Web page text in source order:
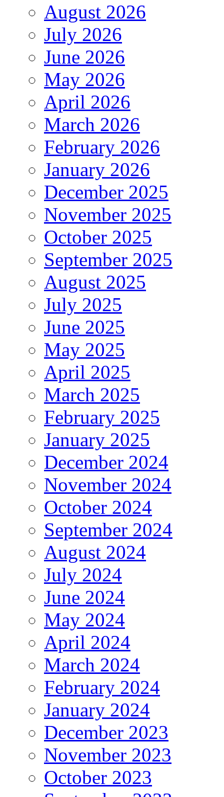
August 2026
July 2026
June 2026
May 2026
April 2026
March 2026
February 2026
January 2026
December 2025
November 2025
October 2025
September 2025
August 2025
July 2025
June 2025
May 2025
April 2025
March 2025
February 2025
January 2025
December 2024
November 2024
October 2024
September 2024
August 2024
July 2024
June 2024
May 2024
April 2024
March 2024
February 2024
January 2024
December 2023
November 2023
October 2023